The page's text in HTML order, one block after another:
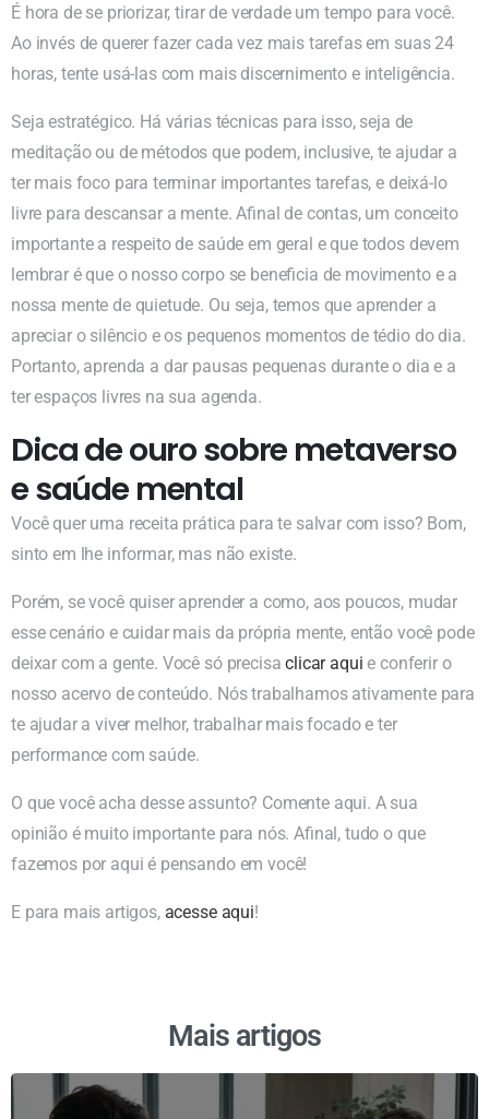
É hora de se priorizar, tirar de verdade um tempo para você.
Ao invés de querer fazer cada vez mais tarefas em suas 24
horas, tente usá-las com mais discernimento e inteligência.
Seja estratégico. Há várias técnicas para isso, seja de
meditação ou de métodos que podem, inclusive, te ajudar a
ter mais foco para terminar importantes tarefas, e deixá-lo
livre para descansar a mente. Afinal de contas, um conceito
importante a respeito de saúde em geral e que todos devem
lembrar é que o nosso corpo se beneficia de movimento e a
nossa mente de quietude. Ou seja, temos que aprender a
apreciar o silêncio e os pequenos momentos de tédio do dia.
Portanto, aprenda a dar pausas pequenas durante o dia e a
ter espaços livres na sua agenda.
Dica de ouro sobre metaverso
e saúde mental
Você quer uma receita prática para te salvar com isso? Bom,
sinto em lhe informar, mas não existe.
Porém, se você quiser aprender a como, aos poucos, mudar
esse cenário e cuidar mais da própria mente, então você pode
deixar com a gente. Você só precisa clicar aqui e conferir o
nosso acervo de conteúdo. Nós trabalhamos ativamente para
te ajudar a viver melhor, trabalhar mais focado e ter
performance com saúde.
O que você acha desse assunto? Comente aqui. A sua
opinião é muito importante para nós. Afinal, tudo o que
fazemos por aqui é pensando em você!
E para mais artigos, acesse aqui!
Mais artigos